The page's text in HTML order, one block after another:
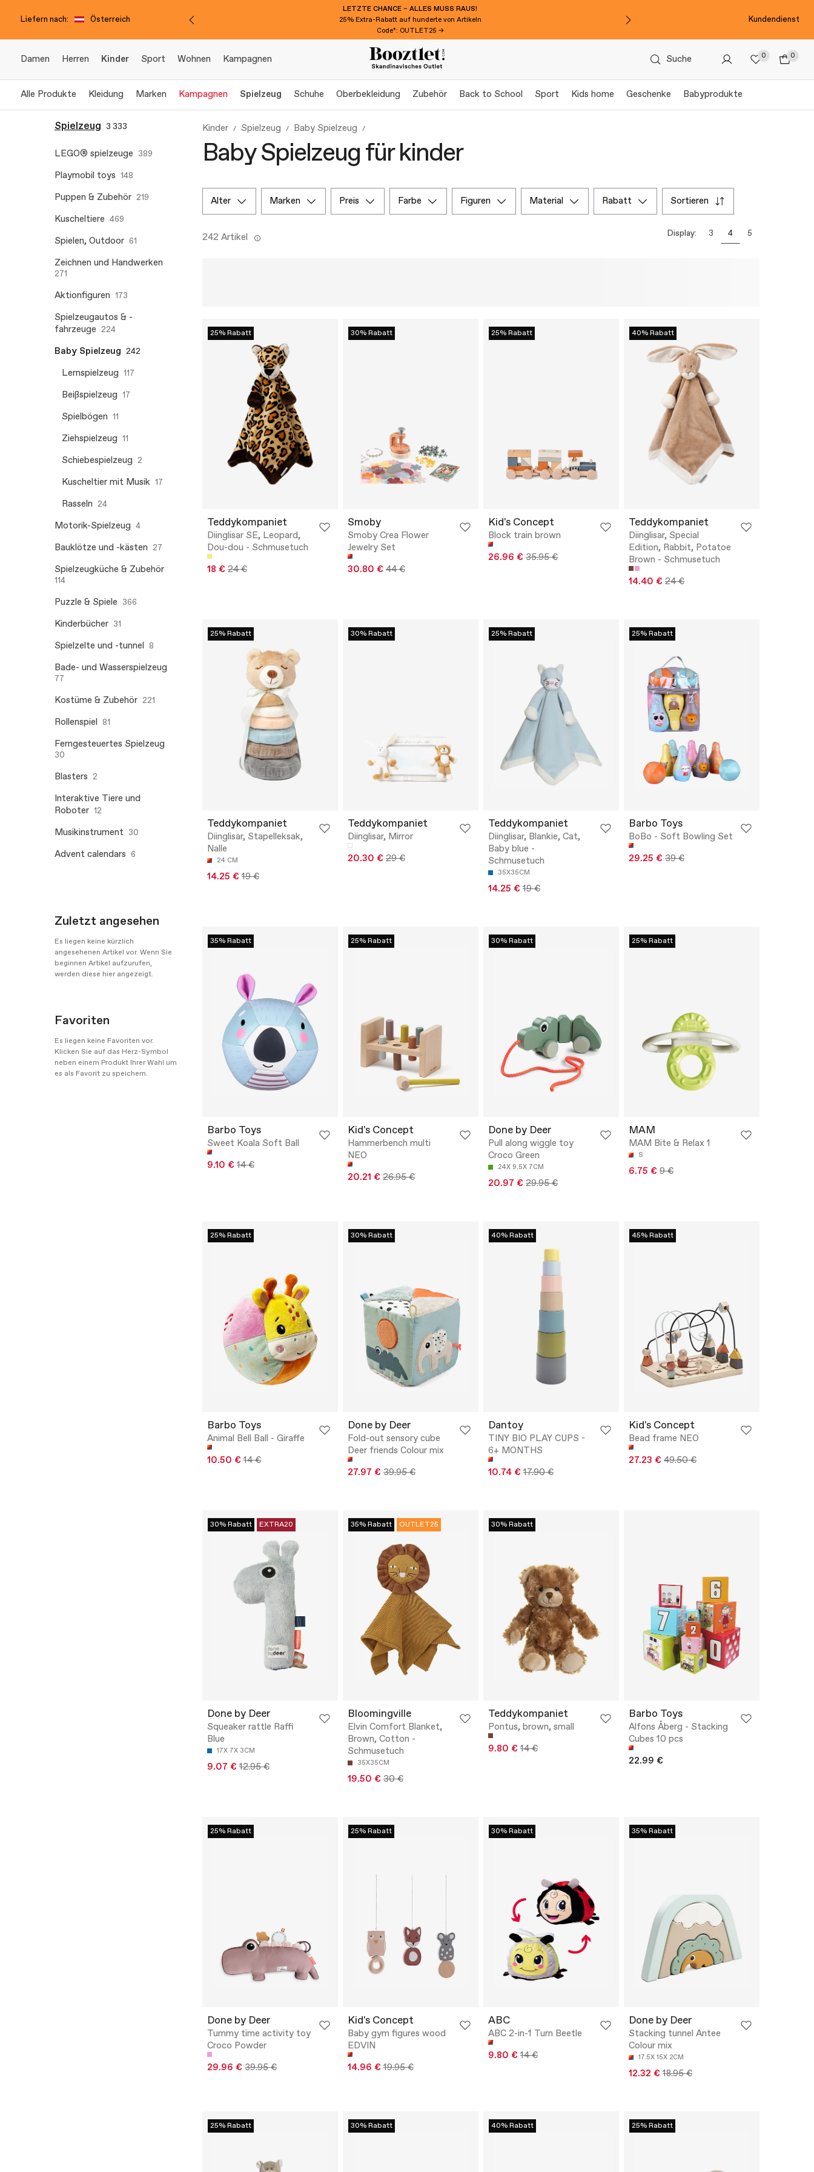
Liefern nach: Österreich
LETZTE CHANCE – ALLES MUSS RAUS!
25% Extra-Rabatt auf hunderte von Artikeln
Code*: OUTLET25 →
Kundendienst
Damen Herren Kinder Sport Wohnen Kampagnen Suche 0 0
Alle Produkte Kleidung Marken Kampagnen Spielzeug Schuhe Oberbekleidung Zubehör Back to School Sport Kids home Geschenke Babyprodukte
Spielzeug 3 333
LEGO® spielzeuge 389
Playmobil toys 148
Puppen & Zubehör 219
Kuscheltiere 469
Spielen, Outdoor 61
Zeichnen und Handwerken
271
Aktionfiguren 173
Spielzeugautos & -
fahrzeuge 224
Baby Spielzeug 242
Lernspielzeug 117
Beißspielzeug 17
Spielbögen 11
Ziehspielzeug 11
Schiebespielzeug 2
Kuscheltier mit Musik 17
Rasseln 24
Motorik-Spielzeug 4
Bauklötze und -kästen 27
Spielzeugküche & Zubehör
114
Puzzle & Spiele 366
Kinderbücher 31
Spielzelte und -tunnel 8
Bade- und Wasserspielzeug
77
Kostüme & Zubehör 221
Rollenspiel 81
Ferngesteuertes Spielzeug
30
Blasters 2
Interaktive Tiere und
Roboter 12
Musikinstrument 30
Advent calendars 6
Zuletzt angesehen
Es liegen keine kürzlich
angesehenen Artikel vor. Wenn Sie
beginnen Artikel aufzurufen,
werden diese hier angezeigt.
Favoriten
Es liegen keine Favoriten vor.
Klicken Sie auf das Herz-Symbol
neben einem Produkt Ihrer Wahl um
es als Favorit zu speichern.
Kinder Spielzeug Baby Spielzeug
Baby Spielzeug für kinder
alter marken preis farbe figuren material rabatt sortieren
242 Artikel Display: 3 4 5
25% Rabatt
Teddykompaniet
Diinglisar SE, Leopard,
Dou-dou - Schmusetuch
18 € 24 €
30% Rabatt
Smoby
Smoby Crea Flower
Jewelry Set
30.80 € 44 €
25% Rabatt
Kid's Concept
Block train brown
26.96 € 35.95 €
40% Rabatt
Teddykompaniet
Diinglisar, Special
Edition, Rabbit, Potatoe
Brown - Schmusetuch
14.40 € 24 €
25% Rabatt
Teddykompaniet
Diinglisar, Stapelleksak,
Nalle
24 CM
14.25 € 19 €
30% Rabatt
Teddykompaniet
Diinglisar, Mirror
20.30 € 29 €
25% Rabatt
Teddykompaniet
Diinglisar, Blankie, Cat,
Baby blue -
Schmusetuch
35X35CM
14.25 € 19 €
25% Rabatt
Barbo Toys
BoBo - Soft Bowling Set
29.25 € 39 €
35% Rabatt
Barbo Toys
Sweet Koala Soft Ball
9.10 € 14 €
25% Rabatt
Kid's Concept
Hammerbench multi
NEO
20.21 € 26.95 €
30% Rabatt
Done by Deer
Pull along wiggle toy
Croco Green
24X 9.5X 7CM
20.97 € 29.95 €
25% Rabatt
MAM
MAM Bite & Relax 1
S
6.75 € 9 €
25% Rabatt
Barbo Toys
Animal Bell Ball - Giraffe
10.50 € 14 €
30% Rabatt
Done by Deer
Fold-out sensory cube
Deer friends Colour mix
27.97 € 39.95 €
40% Rabatt
Dantoy
TINY BIO PLAY CUPS -
6+ MONTHS
10.74 € 17.90 €
45% Rabatt
Kid's Concept
Bead frame NEO
27.23 € 49.50 €
30% Rabatt EXTRA20
Done by Deer
Squeaker rattle Raffi
Blue
17X 7X 3CM
9.07 € 12.95 €
35% Rabatt OUTLET25
Bloomingville
Elvin Comfort Blanket,
Brown, Cotton -
Schmusetuch
35X35CM
19.50 € 30 €
30% Rabatt
Teddykompaniet
Pontus, brown, small
9.80 € 14 €
Barbo Toys
Alfons Åberg - Stacking
Cubes 10 pcs
22.99 €
25% Rabatt
Done by Deer
Tummy time activity toy
Croco Powder
29.96 € 39.95 €
25% Rabatt
Kid's Concept
Baby gym figures wood
EDVIN
14.96 € 19.95 €
30% Rabatt
ABC
ABC 2-in-1 Turn Beetle
9.80 € 14 €
35% Rabatt
Done by Deer
Stacking tunnel Antee
Colour mix
17.5X 15X 2CM
12.32 € 18.95 €
25% Rabatt 30% Rabatt 40% Rabatt 25% Rabatt